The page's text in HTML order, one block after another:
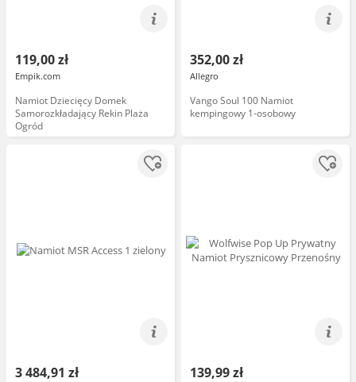
119,00 zł
Empik.com
Namiot Dziecięcy Domek
Samorozkładający Rekin Plaża
Ogród
352,00 zł
Allegro
Vango Soul 100 Namiot
kempingowy 1-osobowy
3 484,91 zł 139,99 zł